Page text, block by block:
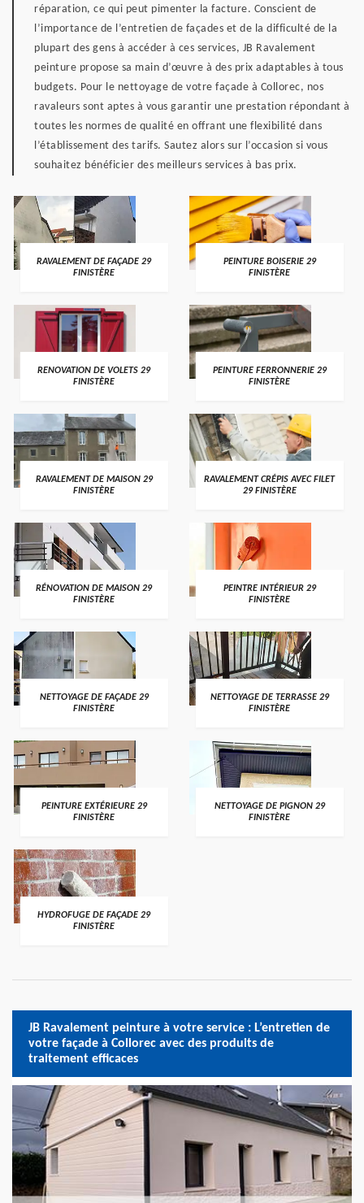
réparation, ce qui peut pimenter la facture. Conscient de
l’importance de l’entretien de façades et de la difficulté de la
plupart des gens à accéder à ces services, JB Ravalement
peinture propose sa main d’œuvre à des prix adaptables à tous
budgets. Pour le nettoyage de votre façade à Collorec, nos
ravaleurs sont aptes à vous garantir une prestation répondant à
toutes les normes de qualité en offrant une flexibilité dans
l’établissement des tarifs. Sautez alors sur l’occasion si vous
souhaitez bénéficier des meilleurs services à bas prix.
RAVALEMENT DE FAÇADE 29
FINISTÈRE
PEINTURE BOISERIE 29
FINISTÈRE
RENOVATION DE VOLETS 29
FINISTÈRE
PEINTURE FERRONNERIE 29
FINISTÈRE
RAVALEMENT DE MAISON 29
FINISTÈRE
RAVALEMENT CRÉPIS AVEC FILET
29 FINISTÈRE
RÉNOVATION DE MAISON 29
FINISTÈRE
PEINTRE INTÉRIEUR 29
FINISTÈRE
NETTOYAGE DE FAÇADE 29
FINISTÈRE
NETTOYAGE DE TERRASSE 29
FINISTÈRE
PEINTURE EXTÉRIEURE 29
FINISTÈRE
NETTOYAGE DE PIGNON 29
FINISTÈRE
HYDROFUGE DE FAÇADE 29
FINISTÈRE
JB Ravalement peinture à votre service : L’entretien de
votre façade à Collorec avec des produits de
traitement efficaces